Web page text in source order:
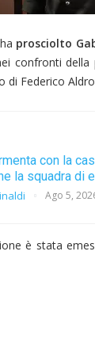
ha prosciolto
confronti
di Federico
con la
la squadra di
Ago 5,
è stata